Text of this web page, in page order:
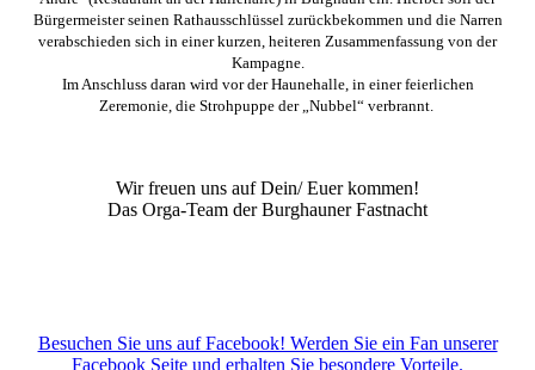
Bürgermeister seinen Rathausschlüssel zurückbekommen und die Narren
verabschieden sich in einer kurzen, heiteren Zusammenfassung von der
Kampagne.
Im Anschluss daran wird vor der Haunehalle, in einer feierlichen
Zeremonie, die Strohpuppe der „Nubbel“ verbrannt.
Wir freuen uns auf Dein/ Euer kommen!
Das Orga-Team der Burghauner Fastnacht
Besuchen Sie uns auf Facebook! Werden Sie ein Fan unserer
Facebook Seite und erhalten Sie besondere Vorteile.